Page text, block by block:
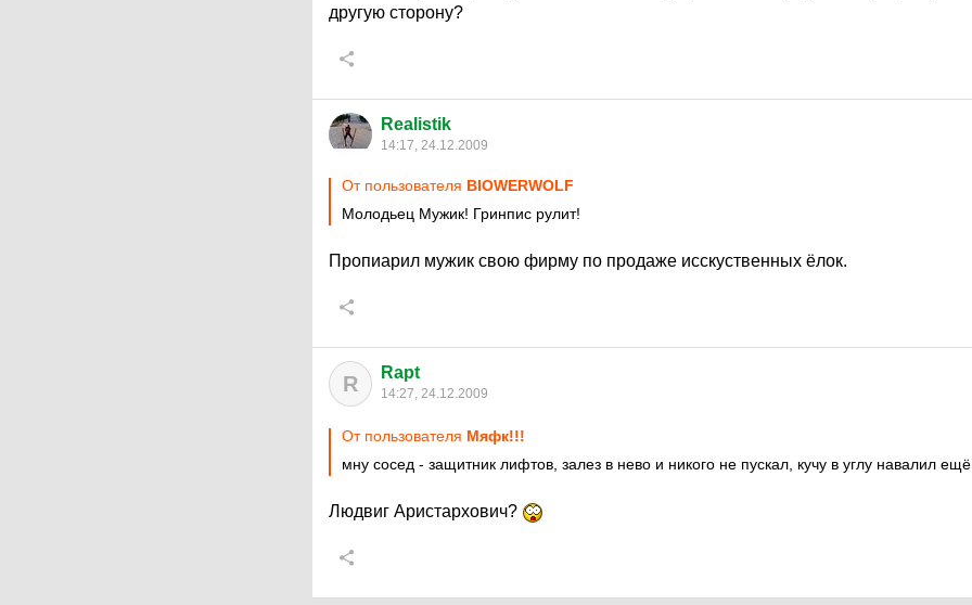
другую сторону?
Realistik
14:17, 24.12.2009
От пользователя BIOWERWOLF
Молодьец Мужик! Гринпис рулит!
Пропиарил мужик свою фирму по продаже исскуственных ёлок.
R Rapt
14:27, 24.12.2009
От пользователя Мяфк!!!
мну сосед - защитник лифтов, залез в нево и никого не пускал, кучу в углу навалил ещё
Людвиг Аристархович?